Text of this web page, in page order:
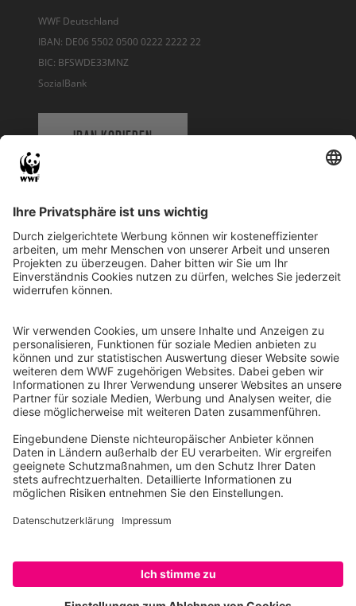
WWF Deutschland
IBAN: DE06 5502 0500 0222 2222 22
BIC: BFSWDE33MNZ
SozialBank
IBAN KOPIEREN
WWF Deutschland
Reinhardtstr. 18
10117 Berlin
Ihre Spende kann steuerlich geltend gemacht werden
Registriert als Stiftung WWF Deutschland, Senatsverwaltung für
Justiz Berlin, Az: 3416/976/2
Umsatzsteuer-Identifikationsnummer: DE 114236103
Freistellungsbescheid: Als gemeinnützige Körperschaft befreit
von der Körperschaftssteuer gem. §5 I 9 KStg. unter der
Steuernummer 27/641/09321